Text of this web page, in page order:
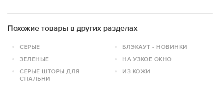
Похожие товары в других разделах
СЕРЫЕ
БЛЭКАУТ - НОВИНКИ
ЗЕЛЕНЫЕ
НА УЗКОЕ ОКНО
СЕРЫЕ ШТОРЫ ДЛЯ
СПАЛЬНИ
ИЗ КОЖИ